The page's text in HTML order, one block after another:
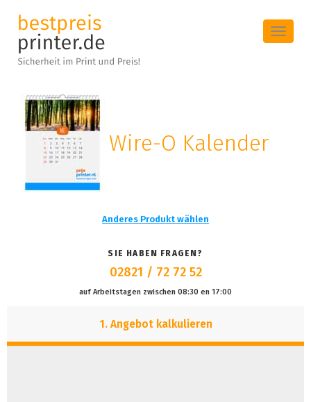
Toggle
Wire-O Kalender
Anderes Produkt wählen
SIE HABEN FRAGEN?
02821 / 72 72 52
auf Arbeitstagen zwischen 08:30 en 17:00
1. Angebot kalkulieren